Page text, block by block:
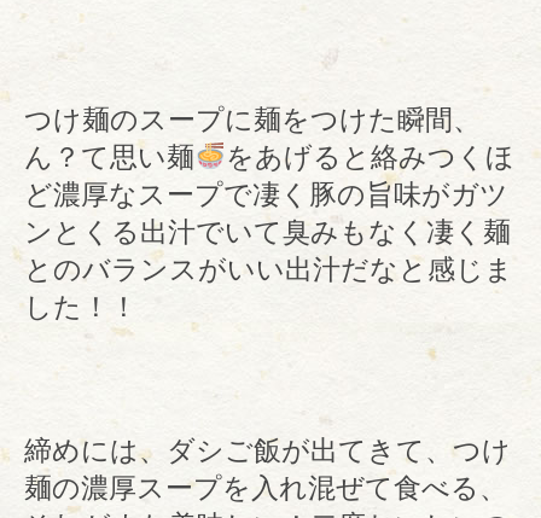
つけ麺のスープに麺をつけた瞬間、
ん？て思い麺
をあげると絡みつくほ
ど濃厚なスープで凄く豚の旨味がガツ
ンとくる出汁でいて臭みもなく凄く麺
とのバランスがいい出汁だなと感じま
した！！
締めには、ダシご飯が出てきて、つけ
麺の濃厚スープを入れ混ぜて食べる、